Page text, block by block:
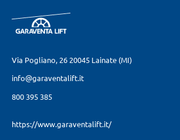
Via Pogliano, 26 20045 Lainate (MI)
info@garaventalift.it
800 395 385
https://www.garaventalift.it/